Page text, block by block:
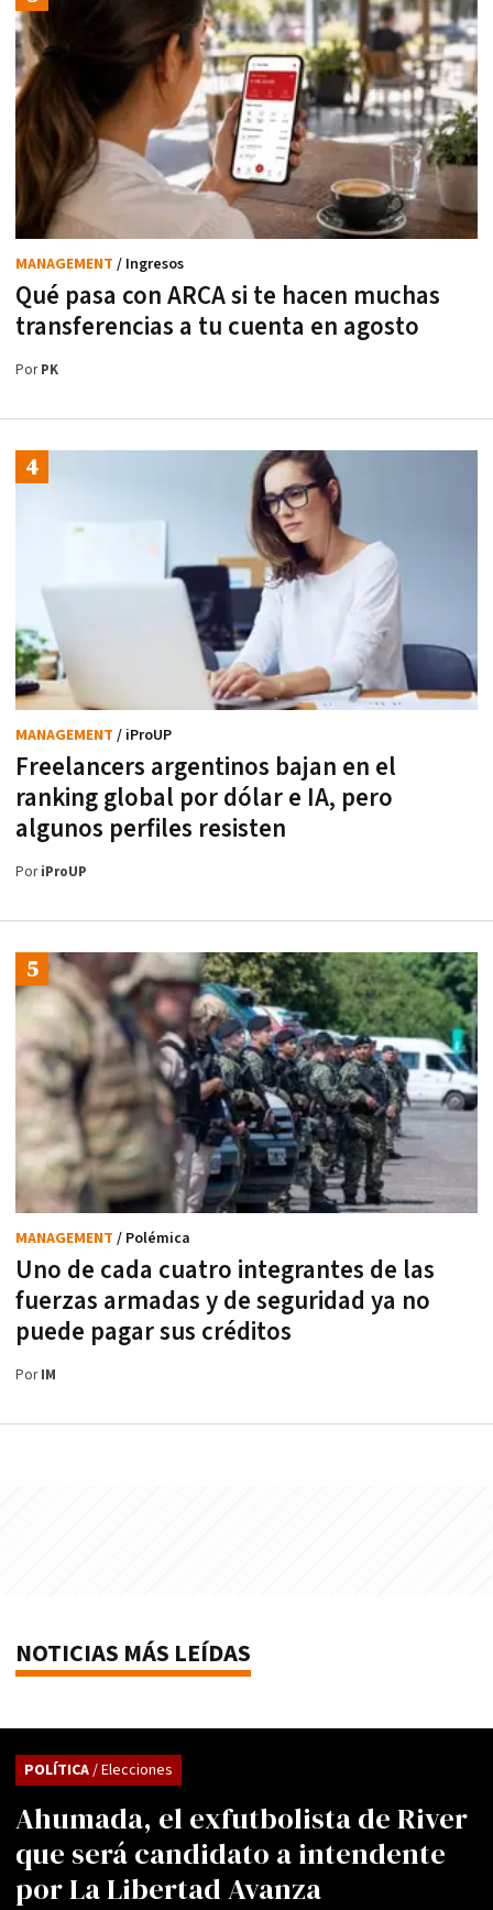
Qué pasa con ARCA si te hacen muchas
transferencias a tu cuenta en agosto
MANAGEMENT / Ingresos
PorPK
Freelancers argentinos bajan en el
ranking global por dólar e IA, pero
algunos perfiles resisten
MANAGEMENT / iProUP
PoriProUP
Uno de cada cuatro integrantes de las
fuerzas armadas y de seguridad ya no
puede pagar sus créditos
MANAGEMENT / Polémica
PorIM
NOTICIAS MÁS LEÍDAS
Ahumada, el exfutbolista de River
que será candidato a intendente
por La Libertad Avanza
POLÍTICA/ Elecciones